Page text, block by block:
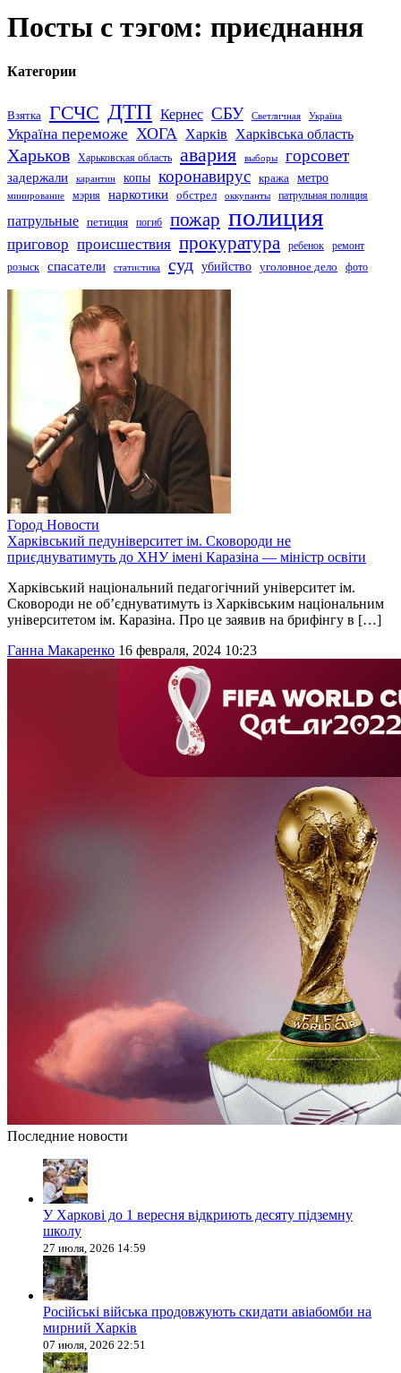
Посты с тэгом: приєднання
Категории
Взятка ГСЧС ДТП Кернес СБУ Светличная Україна
Україна переможе ХОГА Харків Харківська область
Харьков Харьковская область авария выборы горсовет
задержали карантин копы коронавирус кража метро
минирование мэрия наркотики обстрел оккупанты патрульная полиция
патрульные петиция погиб пожар полиция
приговор происшествия прокуратура ребенок
ремонт
розыск
спасатели статистика суд убийство уголовное дело фото
Город Новости
Харківський педуніверситет ім. Сковороди не
приєднуватимуть до ХНУ імені Каразіна — міністр освіти
Харківський національний педагогічний університет ім.
Сковороди не об’єднуватимуть із Харківським національним
університетом ім. Каразіна. Про це заявив на брифінгу в […]
Ганна Макаренко 16 февраля, 2024 10:23
Последние новости
У Харкові до 1 вересня відкриють десяту підземну
школу
27 июля, 2026 14:59
Російські війська продовжують скидати авіабомби на
мирний Харків
07 июля, 2026 22:51